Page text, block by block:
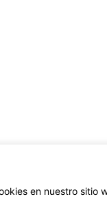
en nuestro sitio